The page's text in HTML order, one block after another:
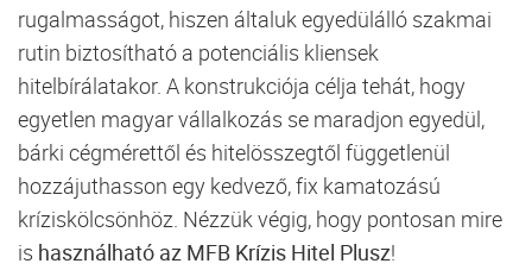
rugalmasságot, hiszen általuk egyedülálló szakmai
rutin biztosítható a potenciális kliensek
hitelbírálatakor. A konstrukciója célja tehát, hogy
egyetlen magyar vállalkozás se maradjon egyedül,
bárki cégmérettől és hitelösszegtől függetlenül
hozzájuthasson egy kedvező, fix kamatozású
kríziskölcsönhöz. Nézzük végig, hogy pontosan mire
is használható az MFB Krízis Hitel Plusz!